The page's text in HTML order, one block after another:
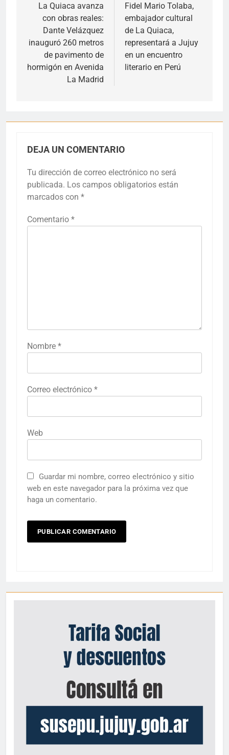
de
entradas
La Quiaca avanza
con obras reales:
Dante Velázquez
inauguró 260 metros
de pavimento de
hormigón en Avenida
La Madrid
Fidel Mario Tolaba,
embajador cultural
de La Quiaca,
representará a Jujuy
en un encuentro
literario en Perú
DEJA UN COMENTARIO
Tu dirección de correo electrónico no será
publicada. Los campos obligatorios están
marcados con *
Comentario *
Nombre *
Correo electrónico *
Web
Guardar mi nombre, correo electrónico y sitio
web en este navegador para la próxima vez que
haga un comentario.